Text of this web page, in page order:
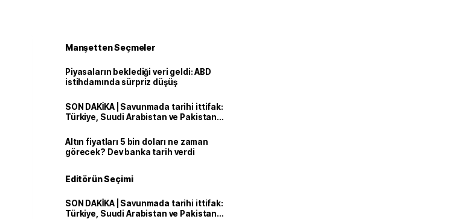
Manşetten Seçmeler
Piyasaların beklediği veri geldi: ABD
istihdamında sürpriz düşüş
SON DAKİKA | Savunmada tarihi ittifak:
Türkiye, Suudi Arabistan ve Pakistan
Altın fiyatları 5 bin doları ne zaman
görecek? Dev banka tarih verdi
Editörün Seçimi
SON DAKİKA | Savunmada tarihi ittifak:
Türkiye, Suudi Arabistan ve Pakistan